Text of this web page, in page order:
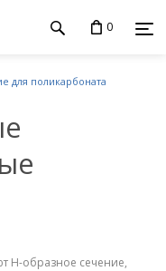
0
для поликарбоната
Н-образное сечение,